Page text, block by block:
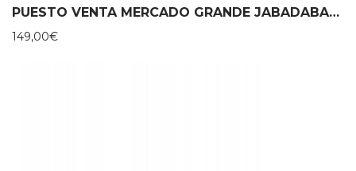
PUESTO VENTA MERCADO GRANDE JABADABADO
149,00€